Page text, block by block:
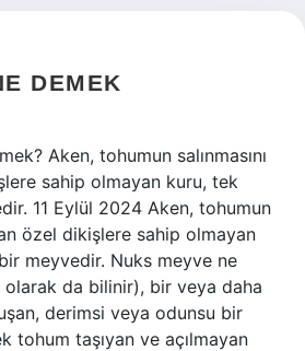
DEMEK
Aken, tohumun salınmasını
sahip olmayan kuru, tek
11 Eylül 2024 Aken, tohumun
özel dikişlere sahip olmayan
meyvedir. Nuks meyve ne
olarak da bilinir), bir veya daha
derimsi veya odunsu bir
tohum taşıyan ve açılmayan